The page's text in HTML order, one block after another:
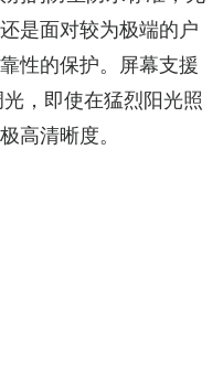
是面对较为极端的户
性的保护。屏幕支援
，即使在猛烈阳光照
高清晰度。